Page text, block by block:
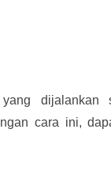
dijalankan
cara ini,